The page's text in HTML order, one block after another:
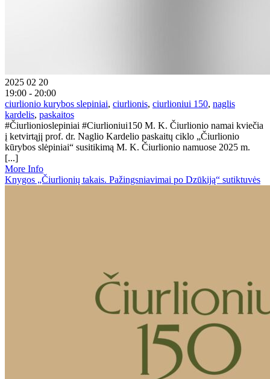
2025 02 20
19:00 - 20:00
ciurlionio kurybos slepiniai, ciurlionis, ciurlioniui 150, naglis
kardelis, paskaitos
#Čiurlionioslepiniai #Ciurlioniui150 M. K. Čiurlionio namai kviečia
į ketvirtąjį prof. dr. Naglio Kardelio paskaitų ciklo „Čiurlionio
kūrybos slėpiniai“ susitikimą M. K. Čiurlionio namuose 2025 m.
[...]
More Info
Knygos „Čiurlionių takais. Pažingsniavimai po Dzūkiją“ sutiktuvės